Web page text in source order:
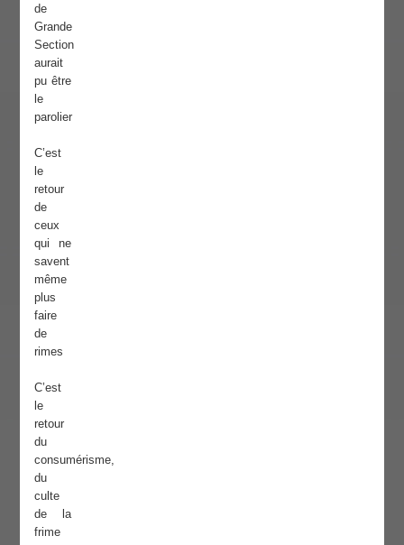
de
Grande
Section
aurait
pu être
le
parolier
C’est
le
retour
de
ceux
qui ne
savent
même
plus
faire
de
rimes
C’est
le
retour
du
consumérisme,
du
culte
de la
frime